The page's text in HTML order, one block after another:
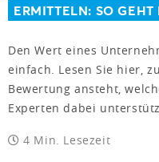
ERMITTELN: SO GEHT
Den Wert eines
einfach. Lesen Sie hier,
Bewertung ansteht,
Experten dabei
4 Min. Lesezeit